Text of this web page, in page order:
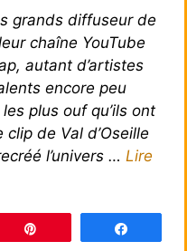
grands diffuseur de
chaîne YouTube
autant d’artistes
encore peu
plus ouf qu’ils ont
de Val d’Oseille
l’univers … Lire